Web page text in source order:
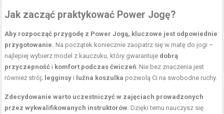
Jak zacząć praktykować Power Jogę?
Aby rozpocząć przygodę z Power Jogą, kluczowe jest odpowiednie
przygotowanie. Na początek koniecznie zaopatrz się w matę do jogi –
najlepiej wybierz model z kauczuku, który gwarantuje dobrą
przyczepność i komfort podczas ćwiczeń . Nie bez znaczenia jest
również strój; legginsy i luźna koszulka pozwolą Ci na swobodne ruchy.
Zdecydowanie warto uczestniczyć w zajęciach prowadzonych
przez wykwalifikowanych instruktorów. Dzięki temu nauczysz się